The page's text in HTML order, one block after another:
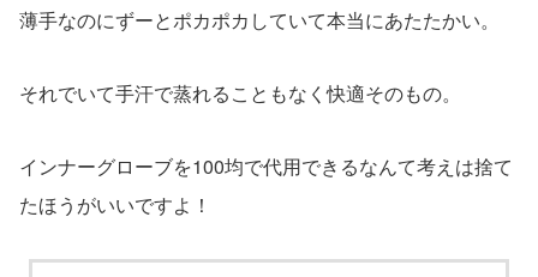
薄手なのにずーとポカポカしていて本当にあたたかい。
それでいて手汗で蒸れることもなく快適そのもの。
インナーグローブを100均で代用できるなんて考えは捨て
たほうがいいですよ！